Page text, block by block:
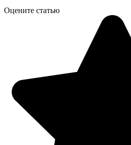
Оцените статью